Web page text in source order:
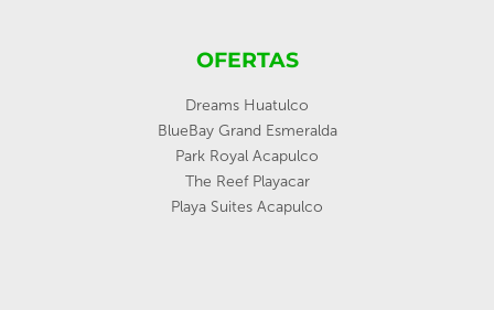
OFERTAS
Dreams Huatulco
BlueBay Grand Esmeralda
Park Royal Acapulco
The Reef Playacar
Playa Suites Acapulco